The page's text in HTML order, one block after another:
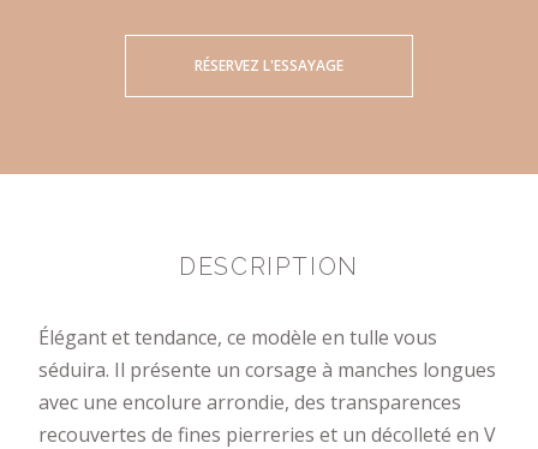
RÉSERVEZ L'ESSAYAGE
DESCRIPTION
Élégant et tendance, ce modèle en tulle vous
séduira. Il présente un corsage à manches longues
avec une encolure arrondie, des transparences
recouvertes de fines pierreries et un décolleté en V